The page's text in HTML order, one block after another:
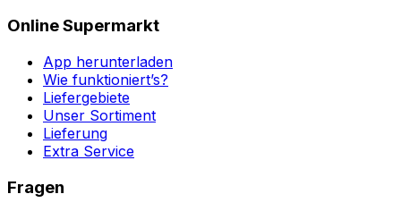
Online Supermarkt
App herunterladen
Wie funktioniert’s?
Liefergebiete
Unser Sortiment
Lieferung
Extra Service
Fragen